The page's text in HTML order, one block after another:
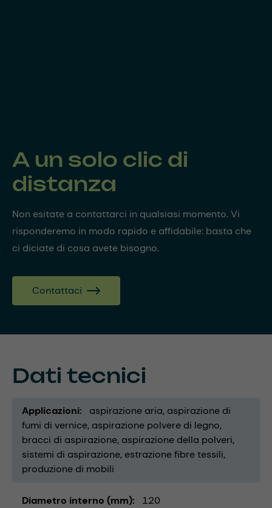
A un solo clic di
distanza
Non esitate a contattarci in qualsiasi momento. Vi
risponderemo in modo rapido e affidabile: basta che
ci diciate di cosa avete bisogno.
Contattaci
Dati tecnici
Applicazioni aspirazione aria aspirazione di
fumi di vernice aspirazione polvere di legno
bracci di aspirazione aspirazione della polveri
sistemi di aspirazione estrazione fibre tessili
produzione di mobili
Diametro interno (mm) 120